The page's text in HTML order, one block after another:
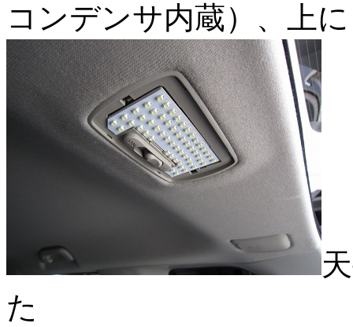
コンデンサ内蔵）、上
た